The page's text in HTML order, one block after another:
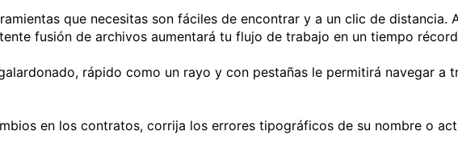
que necesitas son fáciles de encontrar y a un clic de distancia.
fusión de archivos aumentará tu flujo de trabajo en un tiempo
rápido como un rayo y con pestañas le permitirá navegar a
en los contratos, corrija los errores tipográficos de su nombre o